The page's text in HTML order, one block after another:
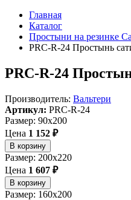
Главная
Каталог
Простыни на резинке
PRC-R-24 Простынь
PRC-R-24
Производитель: Вальтери
Артикул: PRC-R-24
Размер: 90x200
Цена 1 152 ₽
В корзину
Размер: 200x220
Цена 1 607 ₽
В корзину
Размер: 160x200